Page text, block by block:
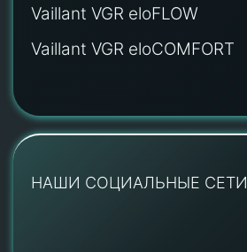
Vaillant VGR eloFLOW
Vaillant VGR eloCOMFORT
НАШИ СОЦИАЛЬНЫЕ СЕТИ